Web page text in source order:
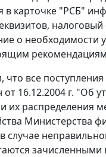
в карточке "РСБ"
о необходимости
что все
16.12.2004 г. "Об
их распределения
Министерства
случае
зачисленными